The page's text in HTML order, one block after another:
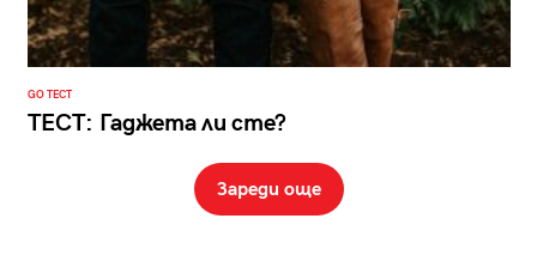
GO ТЕСТ
ТЕСТ: Гаджета ли сте?
Зареди още